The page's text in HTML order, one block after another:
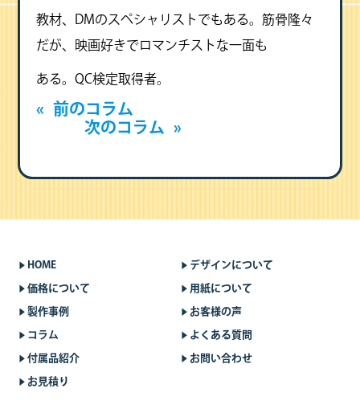
教材、DMのスペシャリストでもある。筋骨隆々
だが、映画好きでロマンチストな一面も
ある。QC検定取得者。
«
前のコラム
次のコラム
»
HOME デザインについて
価格について 用紙について
製作事例 お客様の声
コラム よくある質問
付属品紹介 お問い合わせ
お見積り